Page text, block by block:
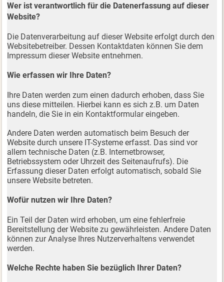
Wer ist verantwortlich für die Datenerfassung auf dieser
Website?
Die Datenverarbeitung auf dieser Website erfolgt durch den
Websitebetreiber. Dessen Kontaktdaten können Sie dem
Impressum dieser Website entnehmen.
Wie erfassen wir Ihre Daten?
Ihre Daten werden zum einen dadurch erhoben, dass Sie
uns diese mitteilen. Hierbei kann es sich z.B. um Daten
handeln, die Sie in ein Kontaktformular eingeben.
Andere Daten werden automatisch beim Besuch der
Website durch unsere IT-Systeme erfasst. Das sind vor
allem technische Daten (z.B. Internetbrowser,
Betriebssystem oder Uhrzeit des Seitenaufrufs). Die
Erfassung dieser Daten erfolgt automatisch, sobald Sie
unsere Website betreten.
Wofür nutzen wir Ihre Daten?
Ein Teil der Daten wird erhoben, um eine fehlerfreie
Bereitstellung der Website zu gewährleisten. Andere Daten
können zur Analyse Ihres Nutzerverhaltens verwendet
werden.
Welche Rechte haben Sie bezüglich Ihrer Daten?